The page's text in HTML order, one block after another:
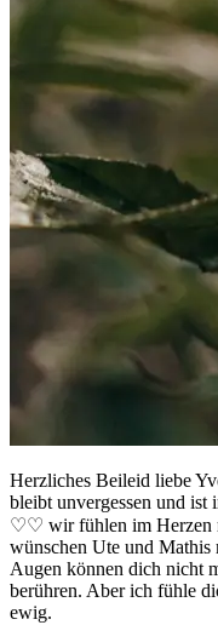
Herzliches Beileid liebe
bleibt unvergessen und ist
♡♡ wir fühlen im Herzen
wünschen Ute und
Augen können dich nicht
berühren. Aber ich fühle
ewig.